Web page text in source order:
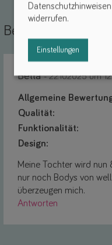
Bewertungen und
Bella- 22.10.2025 um
Allgemeine
Qualität:
Funktionalität:
Design:
Meine Tochter wird nun
nur noch Bodys von
überzeugen mich.
Antworten
widerrufen.
Einstellungen